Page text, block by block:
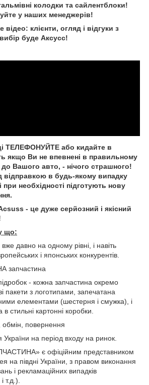
колодки та сайлентблоки!
у наших менеджерів!
відео: клієнти, огляд і відгуки з
буде Aксусс!
ТЕЛЕФОНУЙТЕ або кидайте в
якщо Ви не впевнені в правильному
до Вашого авто, - нічого страшного!
відправкою в будь-якому випадку
необхідності підготують нову
- це дуже серйозний і якісний
що:
давно на одному рівні, і навіть
і японських конкурентів.
запчастина
- кожна запчастина окремо
пакети з логотипами, запечатана
елементами (шестерня і смужка), і
стильні картонні коробки.
повернення
України на період входу на ринок.
є офіційним представником
на півдні України, з правом виконання
і рекламаційних випадків
т.д.).